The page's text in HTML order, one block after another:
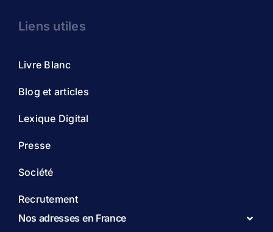
Liens utiles
Livre Blanc
Blog et articles
Lexique Digital
Presse
Société
Recrutement
Nos adresses en France